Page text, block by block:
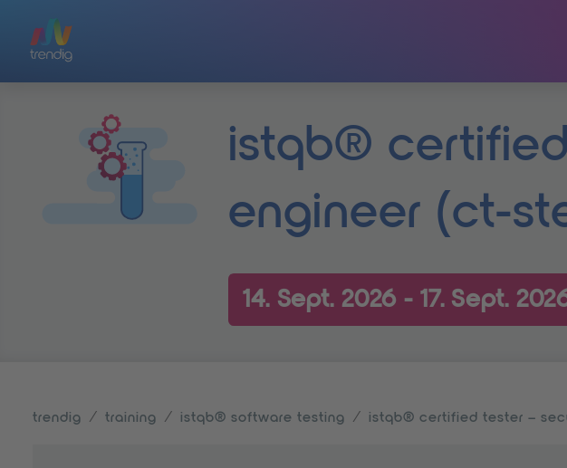
istqb®
engineer (ct-
14. Sept. 2026 - 17. Sept.
trendig training istqb® software testing istqb® certified tester –